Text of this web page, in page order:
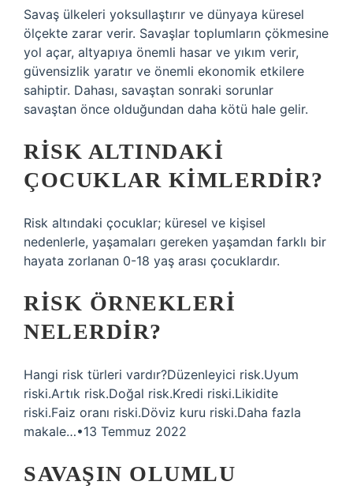
Savaş ülkeleri yoksullaştırır ve dünyaya küresel
ölçekte zarar verir. Savaşlar toplumların çökmesine
yol açar, altyapıya önemli hasar ve yıkım verir,
güvensizlik yaratır ve önemli ekonomik etkilere
sahiptir. Dahası, savaştan sonraki sorunlar
savaştan önce olduğundan daha kötü hale gelir.
RISK ALTINDAKI
ÇOCUKLAR KIMLERDIR?
Risk altındaki çocuklar; küresel ve kişisel
nedenlerle, yaşamaları gereken yaşamdan farklı bir
hayata zorlanan 0-18 yaş arası çocuklardır.
RISK ÖRNEKLERI
NELERDIR?
Hangi risk türleri vardır?Düzenleyici risk.Uyum
riski.Artık risk.Doğal risk.Kredi riski.Likidite
riski.Faiz oranı riski.Döviz kuru riski.Daha fazla
makale…•13 Temmuz 2022
SAVAŞIN OLUMLU